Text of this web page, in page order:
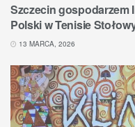
Szczecin gospodarzem
Polski w Tenisie
13 MARCA, 2026